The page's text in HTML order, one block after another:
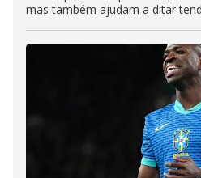
mas também ajudam a ditar